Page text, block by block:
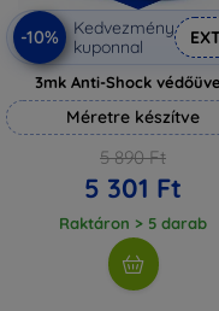
-10%
Kedvezmény
kuponnal
3mk Anti-Shock
Méretre készítve
5 890 Ft
5 301 Ft
Raktáron > 5 darab